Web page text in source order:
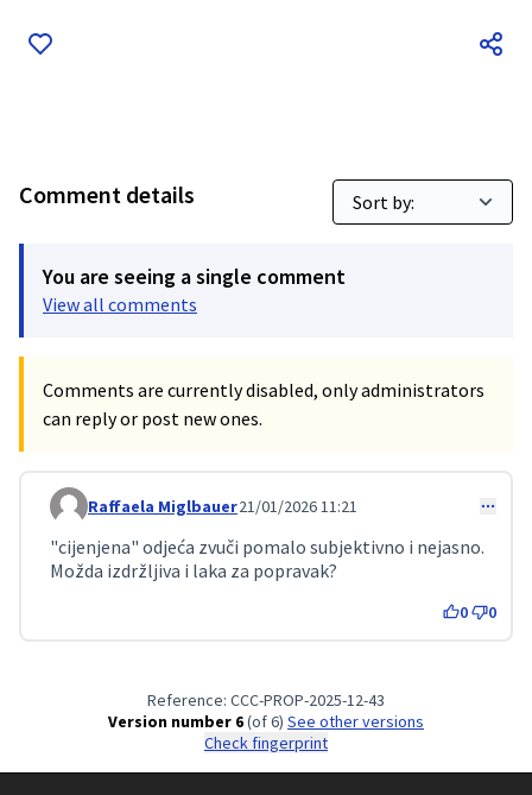
Comment details
You are seeing a single comment
View all comments
Comments are currently disabled, only administrators
can reply or post new ones.
Comment 542
Raffaela Miglbauer21/01/2026 11:21
"cijenjena" odjeća zvuči pomalo subjektivno i nejasno.
Možda izdržljiva i laka za popravak?
0 0
Reference: CCC-PROP-2025-12-43
Version number 6(of 6)
see other versions
Check fingerprint